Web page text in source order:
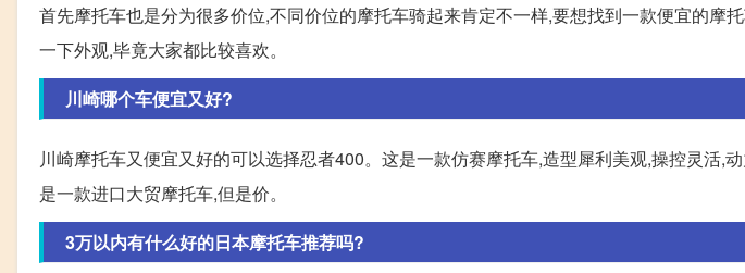
首先摩托车也是分为很多价位,不同价位的摩托车骑起来肯定不一样,要想找到一款便宜的摩
一下外观,毕竟大家都比较喜欢。
川崎哪个车便宜又好?
川崎摩托车又便宜又好的可以选择忍者400。这是一款仿赛摩托车,造型犀利美观,操控灵活,
是一款进口大贸摩托车,但是价。
3万以内有什么好的日本摩托车推荐吗?